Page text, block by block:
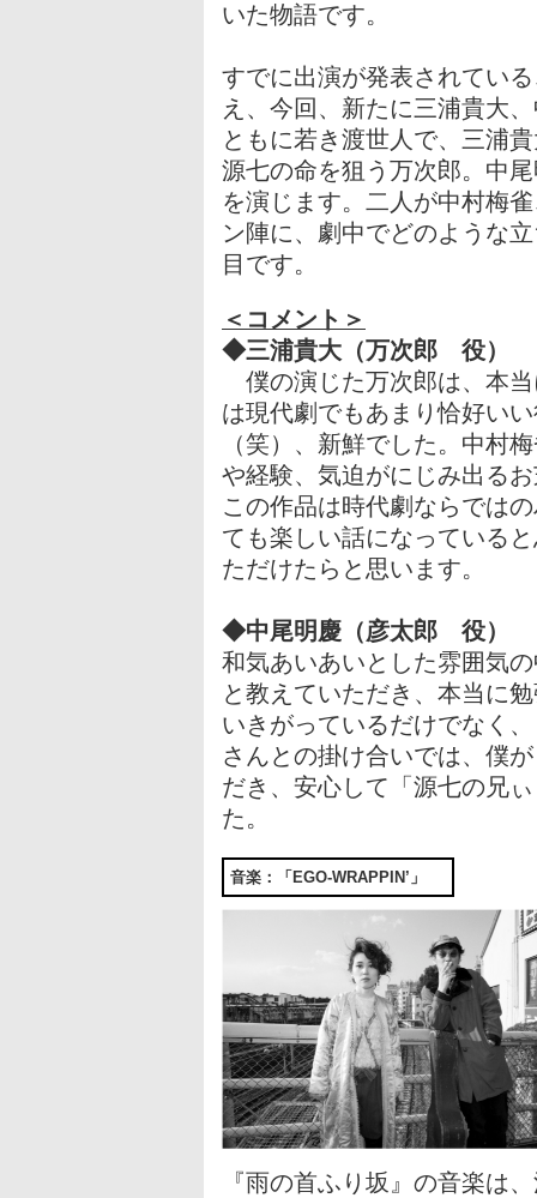
いた物語です。
すでに出演が発表されてい
え、今回、新たに三浦貴大
ともに若き渡世人で、三浦
源七の命を狙う万次郎。中
を演じます。二人が中村梅
ン陣に、劇中でどのような
目です。
＜コメント＞
◆三浦貴大（万次郎 役）
僕の演じた万次郎は、本
は現代劇でもあまり恰好い
（笑）、新鮮でした。中村
や経験、気迫がにじみ出る
この作品は時代劇ならでは
ても楽しい話になっている
ただけたらと思います。
◆中尾明慶（彦太郎 役）
和気あいあいとした雰囲気
と教えていただき、本当に
いきがっているだけでなく
さんとの掛け合いでは、僕
だき、安心して「源七の兄
た。
音楽：「EGO-WRAPPIN’」
『雨の首ふり坂』の音楽は